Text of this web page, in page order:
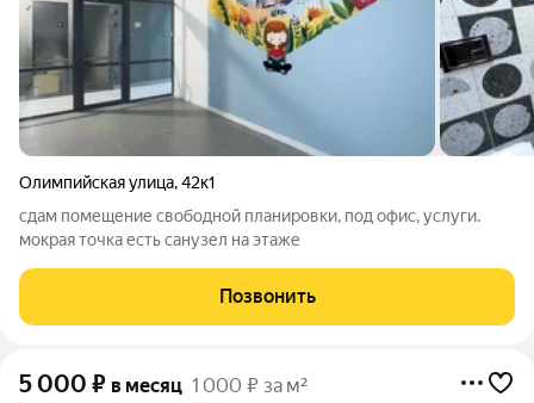
Олимпийская улица,42к1
сдам помещение свободной планировки, под офис, услуги.
мокрая точка есть санузел на этаже
Позвонить
5 000 ₽ в месяц 1 000 ₽ за м²